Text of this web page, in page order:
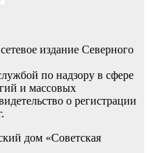
издание Северного
по надзору в сфере
и массовых
о регистрации
дом «Советская